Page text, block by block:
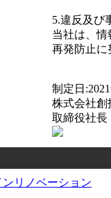
5.違反及び
当社は、情
再発防止に
制定日 :2021
株式会社創
取締役社